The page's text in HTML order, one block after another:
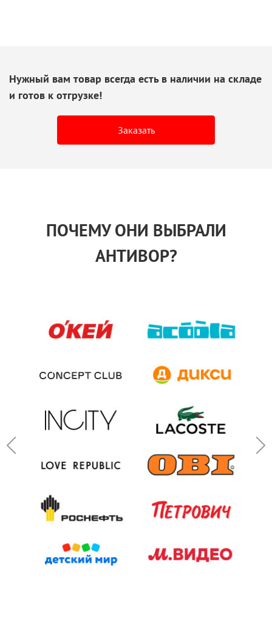
Нужный вам товар всегда есть в наличии на складе
и готов к отгрузке!
Заказать
ПОЧЕМУ ОНИ ВЫБРАЛИ
АНТИВОР?